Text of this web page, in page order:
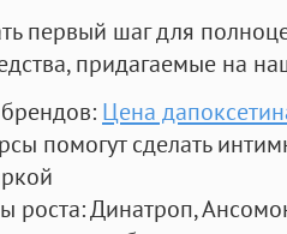
первый шаг для
придагаемые на
Цена
помогут сделать
роста: Динатроп,